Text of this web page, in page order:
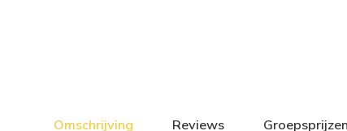
Omschrijving Reviews Groepsprijzen